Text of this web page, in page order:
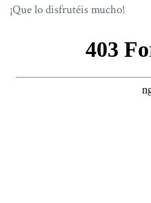
¡Que lo disfrutéis mucho!